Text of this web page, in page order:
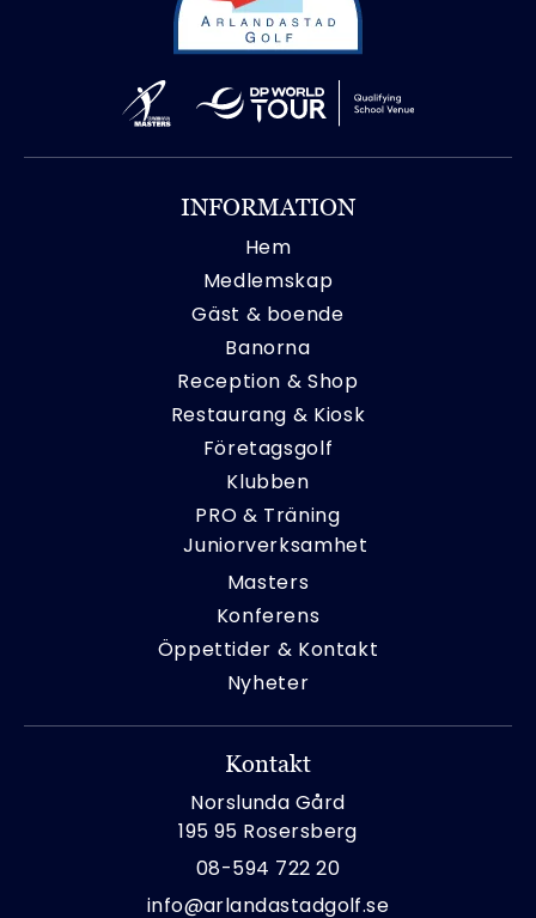
INFORMATION
Hem
Medlemskap
Gäst & boende
Banorna
Reception & Shop
Restaurang & Kiosk
Företagsgolf
Klubben
PRO & Träning
Juniorverksamhet
Masters
Konferens
Öppettider & Kontakt
Nyheter
Kontakt
Norslunda Gård
195 95 Rosersberg
08-594 722 20
info@arlandastadgolf.se